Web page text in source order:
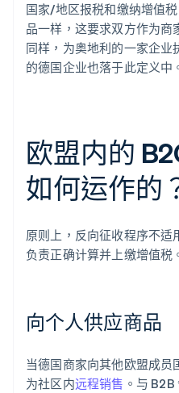
国家/地区报税和缴纳增值
品一样，这要求双方作为商
同样，为奥地利的一家企
的德国企业也落于此定义中
欧盟内的
如何运作的
原则上，反向征收程序不适
负责正确计算并上缴增值税
向个人供应商品
当德国商家向其他欧盟成
为社区内远程销售 。与